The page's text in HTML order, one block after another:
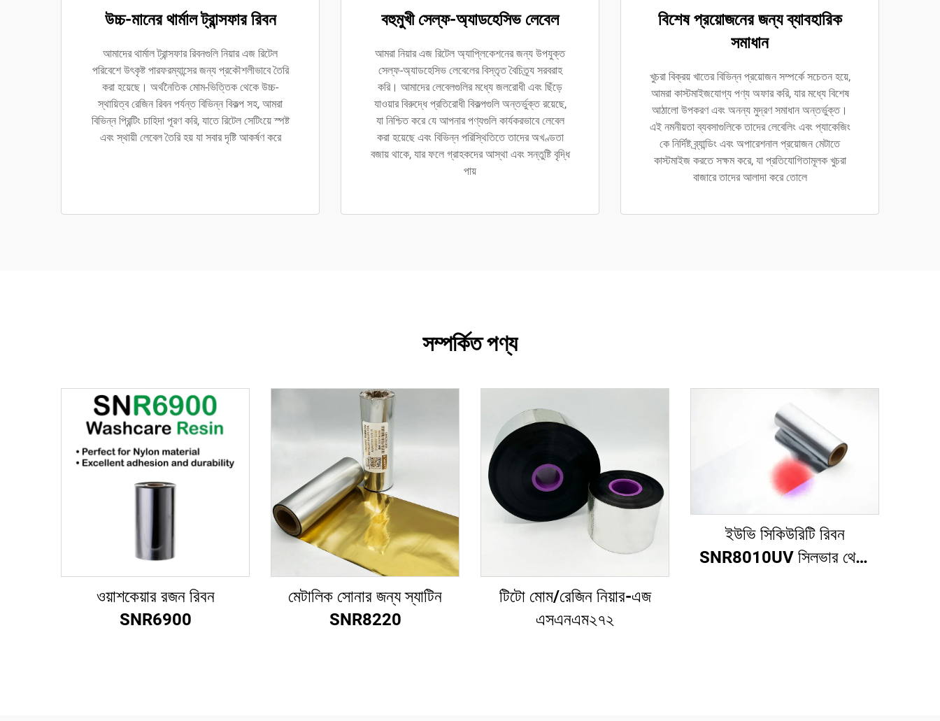
উচ্চ-মানের থার্মাল ট্রান্সফার রিবন
আমাদের থার্মাল ট্রান্সফার রিবনগুলি নিয়ার এজ রিটেল
পরিবেশে উৎকৃষ্ট পারফরম্যান্সের জন্য প্রকৌশলীভাবে তৈরি
করা হয়েছে। অর্থনৈতিক মোম-ভিত্তিক থেকে উচ্চ-
স্থায়িত্ব রেজিন রিবন পর্যন্ত বিভিন্ন বিকল্প সহ, আমরা
বিভিন্ন প্রিন্টিং চাহিদা পূরণ করি, যাতে রিটেল সেটিংয়ে স্পষ্ট
এবং স্থায়ী লেবেল তৈরি হয় যা সবার দৃষ্টি আকর্ষণ করে
বহুমুখী সেল্ফ-অ্যাডহেসিভ লেবেল
আমরা নিয়ার এজ রিটেল অ্যাপ্লিকেশনের জন্য উপযুক্ত
সেল্ফ-অ্যাডহেসিভ লেবেলের বিস্তৃত বৈচিত্র্য সরবরাহ
করি। আমাদের লেবেলগুলির মধ্যে জলরোধী এবং ছিঁড়ে
যাওয়ার বিরুদ্ধে প্রতিরোধী বিকল্পগুলি অন্তর্ভুক্ত রয়েছে,
যা নিশ্চিত করে যে আপনার পণ্যগুলি কার্যকরভাবে লেবেল
করা হয়েছে এবং বিভিন্ন পরিস্থিতিতে তাদের অখণ্ডতা
বজায় থাকে, যার ফলে গ্রাহকদের আস্থা এবং সন্তুষ্টি বৃদ্ধি
পায়
বিশেষ প্রয়োজনের জন্য ব্যাবহারিক
সমাধান
খুচরা বিক্রয় খাতের বিভিন্ন প্রয়োজন সম্পর্কে সচেতন হয়ে,
আমরা কাস্টমাইজযোগ্য পণ্য অফার করি, যার মধ্যে বিশেষ
আঠালো উপকরণ এবং অনন্য মুদ্রণ সমাধান অন্তর্ভুক্ত।
এই নমনীয়তা ব্যবসাগুলিকে তাদের লেবেলিং এবং প্যাকেজিং
কে নির্দিষ্ট ব্র্যান্ডিং এবং অপারেশনাল প্রয়োজন মেটাতে
কাস্টমাইজ করতে সক্ষম করে, যা প্রতিযোগিতামূলক খুচরা
বাজারে তাদের আলাদা করে তোলে
সম্পর্কিত পণ্য
ওয়াশকেয়ার রজন রিবন
SNR6900
মেটালিক সোনার জন্য স্যাটিন
SNR8220
টিটো মোম/রেজিন নিয়ার-এজ
এসএনএম২৭২
ইউভি সিকিউরিটি রিবন
SNR8010UV সিলভার থেকে